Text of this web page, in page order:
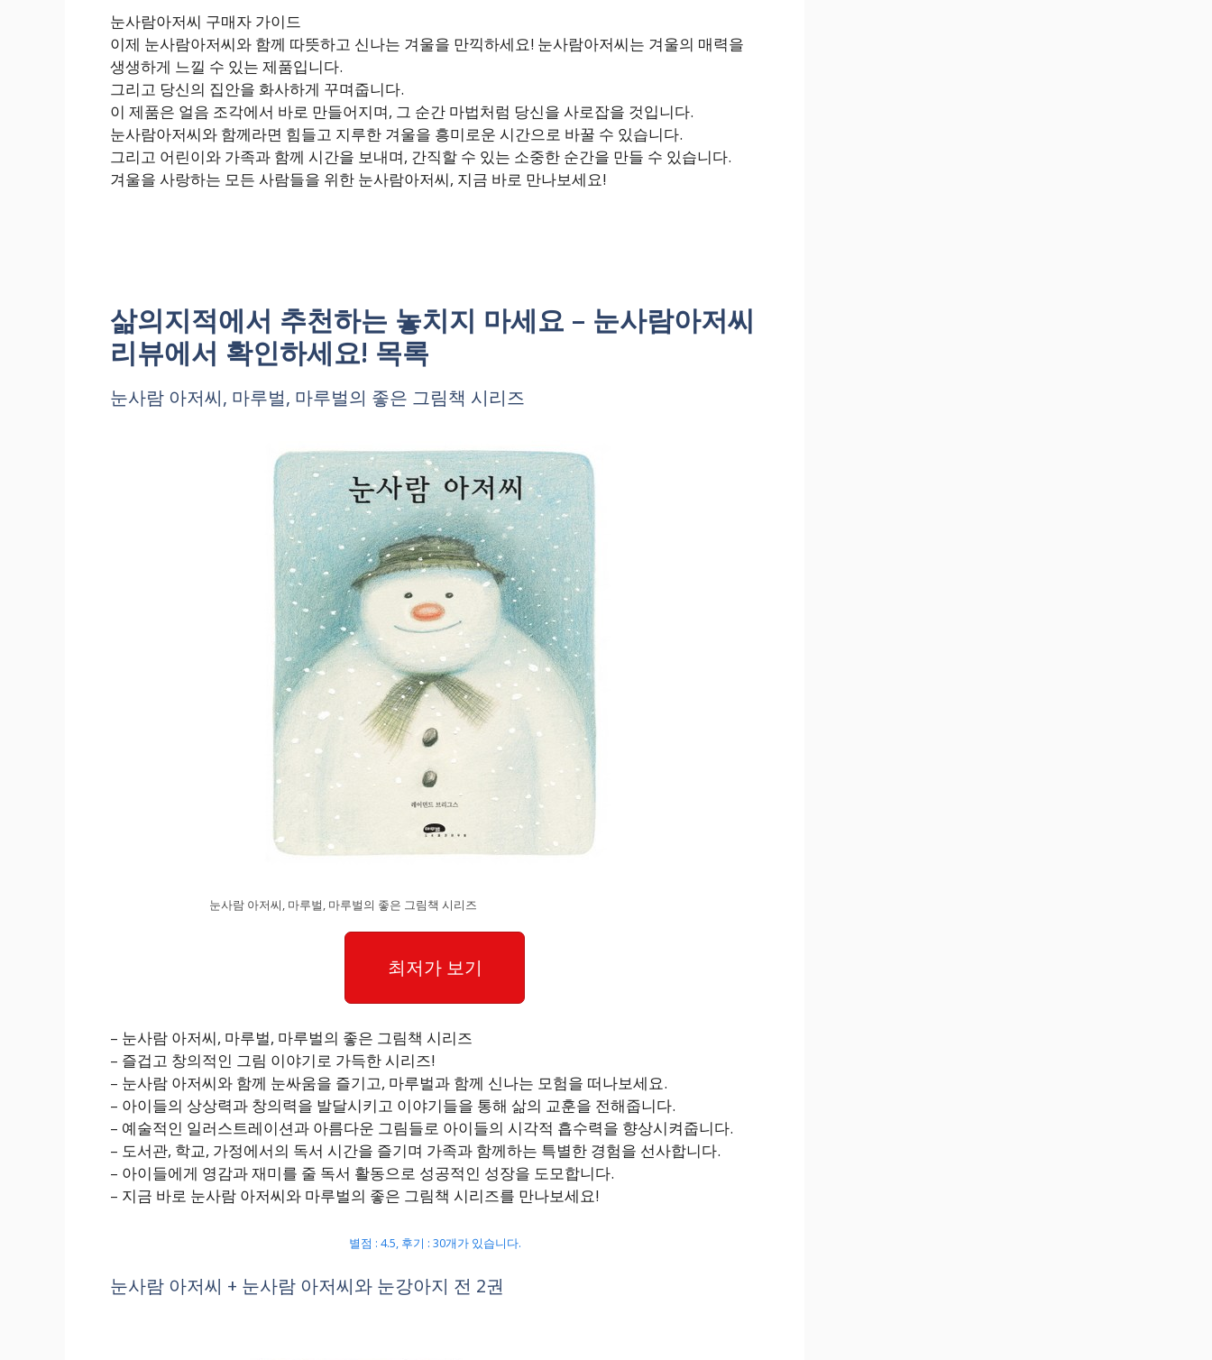
눈사람아저씨 구매자 가이드
이제 눈사람아저씨와 함께 따뜻하고 신나는 겨울을 만끽하세요! 눈사람아저씨는 겨울의 매력을
생생하게 느낄 수 있는 제품입니다.
그리고 당신의 집안을 화사하게 꾸며줍니다.
이 제품은 얼음 조각에서 바로 만들어지며, 그 순간 마법처럼 당신을 사로잡을 것입니다.
눈사람아저씨와 함께라면 힘들고 지루한 겨울을 흥미로운 시간으로 바꿀 수 있습니다.
그리고 어린이와 가족과 함께 시간을 보내며, 간직할 수 있는 소중한 순간을 만들 수 있습니다.
겨울을 사랑하는 모든 사람들을 위한 눈사람아저씨, 지금 바로 만나보세요!
삶의지적에서 추천하는 놓치지 마세요 – 눈사람아저씨
리뷰에서 확인하세요! 목록
눈사람 아저씨, 마루벌, 마루벌의 좋은 그림책 시리즈
눈사람 아저씨, 마루벌, 마루벌의 좋은 그림책 시리즈
최저가 보기
– 눈사람 아저씨, 마루벌, 마루벌의 좋은 그림책 시리즈
– 즐겁고 창의적인 그림 이야기로 가득한 시리즈!
– 눈사람 아저씨와 함께 눈싸움을 즐기고, 마루벌과 함께 신나는 모험을 떠나보세요.
– 아이들의 상상력과 창의력을 발달시키고 이야기들을 통해 삶의 교훈을 전해줍니다.
– 예술적인 일러스트레이션과 아름다운 그림들로 아이들의 시각적 흡수력을 향상시켜줍니다.
– 도서관, 학교, 가정에서의 독서 시간을 즐기며 가족과 함께하는 특별한 경험을 선사합니다.
– 아이들에게 영감과 재미를 줄 독서 활동으로 성공적인 성장을 도모합니다.
– 지금 바로 눈사람 아저씨와 마루벌의 좋은 그림책 시리즈를 만나보세요!
별점 : 4.5, 후기 : 30개가 있습니다.
눈사람 아저씨 + 눈사람 아저씨와 눈강아지 전 2권